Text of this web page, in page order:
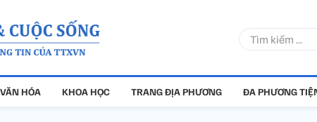
VĂN HÓA KHOA HỌC TRANG ĐỊA PHƯƠNG ĐA PHƯƠNG